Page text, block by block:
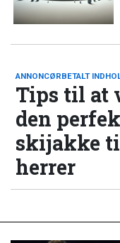
ANNONCØRBETALT
Tips til at
den
skijakke
herrer